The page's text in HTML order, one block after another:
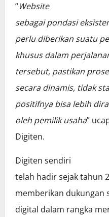
“Website
sebagai pondasi
perlu diberikan suatu
khusus dalam
tersebut, pastikan
secara dinamis, tidak
positifnya bisa lebih
oleh pemilik usaha”
Digiten.
Digiten sendiri
telah hadir sejak tahun
memberikan dukungan
digital dalam rangka